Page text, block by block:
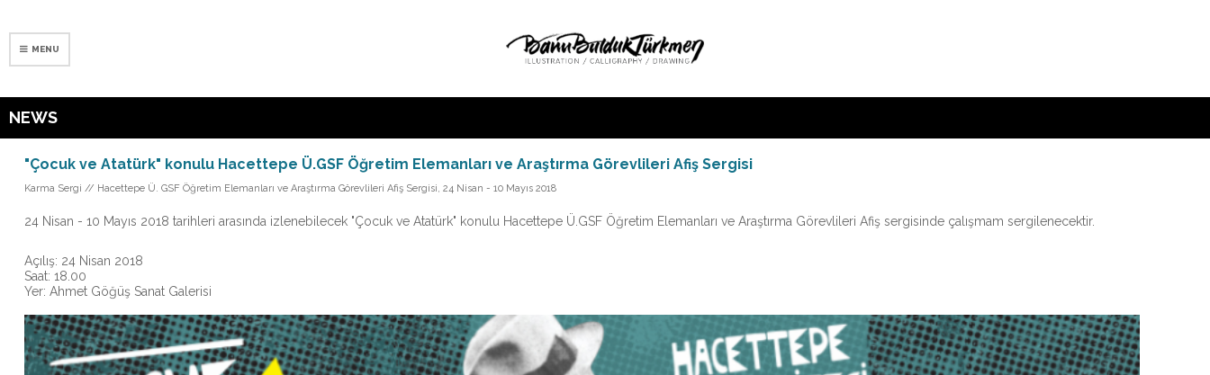
MENU
NEWS
"Çocuk ve Atatürk" konulu Hacettepe Ü.GSF Öğretim Elemanları ve Araştırma Görevlileri Afiş Sergisi
Karma Sergi // Hacettepe Ü. GSF Öğretim Elemanları ve Araştırma Görevlileri Afiş Sergisi, 24 Nisan - 10 Mayıs 2018
24 Nisan - 10 Mayıs 2018 tarihleri arasında izlenebilecek "Çocuk ve Atatürk" konulu Hacettepe Ü.GSF Öğretim Elemanları ve Araştırma Görevlileri Afiş sergisinde çalışmam sergilenecektir.
Açılış: 24 Nisan 2018
Saat: 18.00
Yer: Ahmet Göğüş Sanat Galerisi